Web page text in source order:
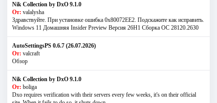
Nik Collection by DxO 9.1.0
От: valalysha
Здравствуйте. При установке ошибка 0х80072EE2. Подскажите как исправить.
Windows 11 Домашняя Insider Preview Версия 26H1 Сборка ОС 28120.2630
AutoSettingsPS 0.6.7 (26.07.2026)
От: valcraft
Обзор
Nik Collection by DxO 9.1.0
От: boliga
Dxo requires verification with their servers every few weeks, it's on their official